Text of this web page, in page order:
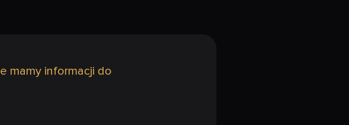
mamy informacji do